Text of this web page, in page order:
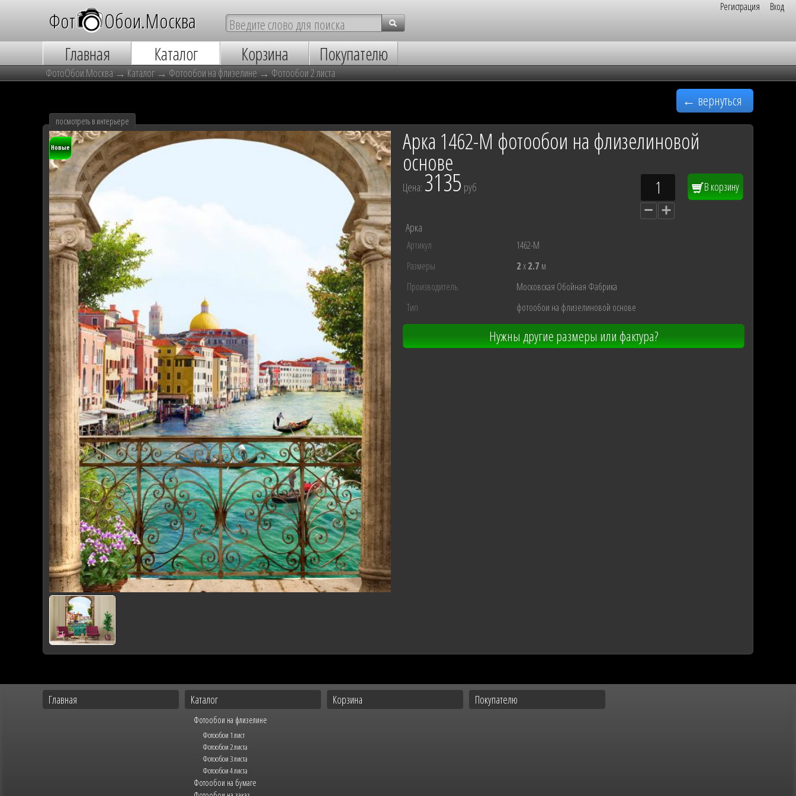
Фот о Обои.Москва
Регистрация Вход
Главная Каталог Корзина Покупателю
ФотоОбои.Москва→Каталог→Фотообои на флизелине→Фотообои 2 листа
← вернуться
посмотреть в интерьере
Новые Арка 1462-М фотообои на флизелиновой
основе
Цена: 3135 руб В корзину
Арка
Артикул
1462-М
Размеры
2x2.7 м
Производитель
Московская Обойная Фабрика
Тип
фотообои на флизелиновой основе
Нужны другие размеры или фактура?
Главная Каталог
Фотообои на флизелине
Фотообои 1 лист
Фотообои 2 листа
Фотообои 3 листа
Фотообои 4 листа
Фотообои на бумаге
Корзина Покупателю